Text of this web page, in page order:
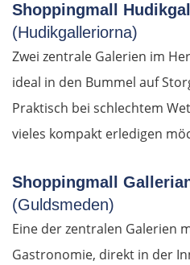
Shoppingmall
(Hudikgalleriorna)
Zwei zentrale Galerien im
ideal in den Bummel auf
Praktisch bei schlechtem
vieles kompakt erledigen
Shoppingmall
(Guldsmeden)
Eine der zentralen Galerien
Gastronomie, direkt in der
Athen
Korinth
Patras
Mesolongi
Arta
Ioannina